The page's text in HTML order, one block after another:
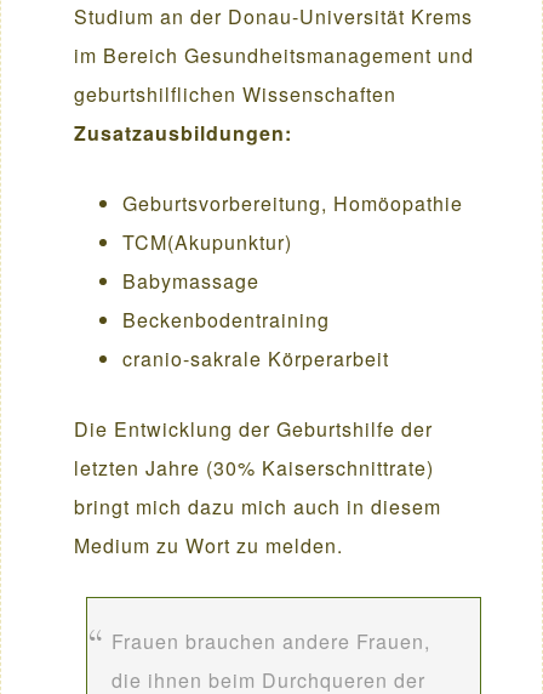
Studium an der Donau-Universität Krems
im Bereich Gesundheitsmanagement und
geburtshilflichen Wissenschaften
Zusatzausbildungen:
Geburtsvorbereitung, Homöopathie
TCM(Akupunktur)
Babymassage
Beckenbodentraining
cranio-sakrale Körperarbeit
Die Entwicklung der Geburtshilfe der
letzten Jahre (30% Kaiserschnittrate)
bringt mich dazu mich auch in diesem
Medium zu Wort zu melden.
Frauen brauchen andere Frauen,
die ihnen beim Durchqueren der